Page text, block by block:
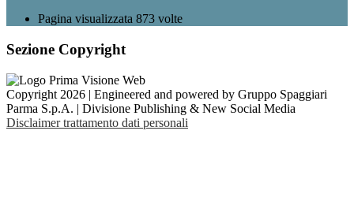
Pagina visualizzata 873 volte
Sezione Copyright
Copyright 2026 | Engineered and powered by Gruppo Spaggiari
Parma S.p.A. | Divisione Publishing & New Social Media
Disclaimer trattamento dati personali